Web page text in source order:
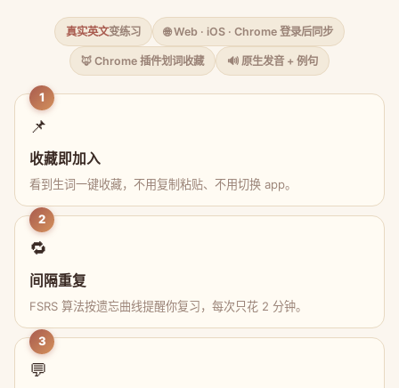
真实英文变练习 🌐 Web · iOS · Chrome 登录后同步
🦊 Chrome 插件划词收藏 🔊 原生发音 + 例句
1
📌
收藏即加入
看到生词一键收藏，不用复制粘贴、不用切换 app。
2
🔁
间隔重复
FSRS 算法按遗忘曲线提醒你复习，每次只花 2 分钟。
3
💬